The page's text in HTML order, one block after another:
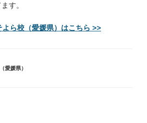
す。
よら校（愛媛県）はこちら >>
愛媛県）